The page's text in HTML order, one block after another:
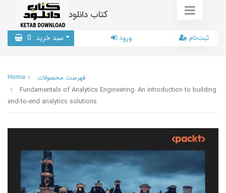
کتاب دانلود
سبد خرید 0 ورود ثبت‌نام
Home
فهرست محصولات
Fundamentals of Analytics Engineering: An introduction to building
end-to-end analytics solutions